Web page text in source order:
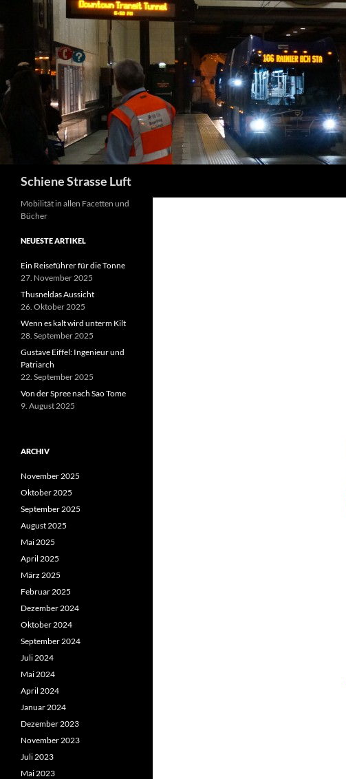
Inhalt
Schiene Strasse Luft
Mobilität in allen Facetten und
Bücher
NEUESTE ARTIKEL
Ein Reiseführer für die Tonne
27. November 2025
Thusneldas Aussicht
26. Oktober 2025
Wenn es kalt wird unterm Kilt
28. September 2025
Gustave Eiffel: Ingenieur und
Patriarch
22. September 2025
Von der Spree nach Sao Tome
9. August 2025
ARCHIV
November 2025
Oktober 2025
September 2025
August 2025
Mai 2025
April 2025
März 2025
Februar 2025
Dezember 2024
Oktober 2024
September 2024
Juli 2024
Mai 2024
April 2024
Januar 2024
Dezember 2023
November 2023
Juli 2023
Mai 2023